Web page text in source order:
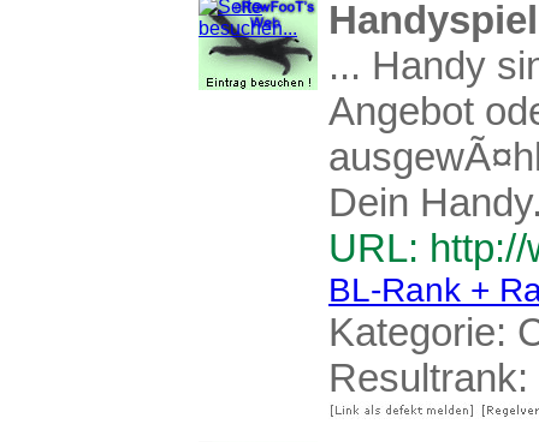
... Handy
Angebot
Dein
URL:
BL-Rank +
Kategorie:
Resultrank: